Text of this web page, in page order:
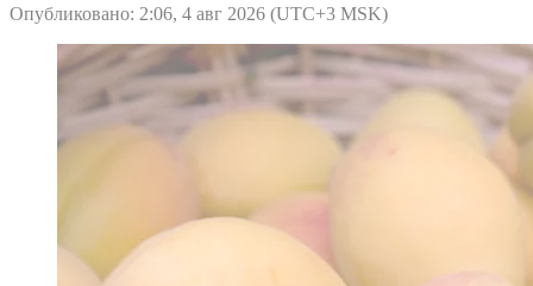
Опубликовано: 2:06, 4 авг 2026 (UTC+3 MSK)